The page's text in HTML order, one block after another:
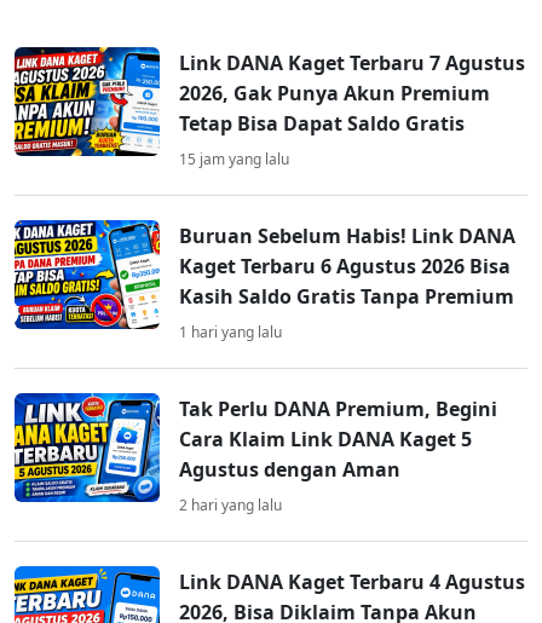
Link DANA Kaget Terbaru 7 Agustus
2026, Gak Punya Akun Premium
Tetap Bisa Dapat Saldo Gratis
15 jam yang lalu
Buruan Sebelum Habis! Link DANA
Kaget Terbaru 6 Agustus 2026 Bisa
Kasih Saldo Gratis Tanpa Premium
1 hari yang lalu
Tak Perlu DANA Premium, Begini
Cara Klaim Link DANA Kaget 5
Agustus dengan Aman
2 hari yang lalu
Link DANA Kaget Terbaru 4 Agustus
2026, Bisa Diklaim Tanpa Akun